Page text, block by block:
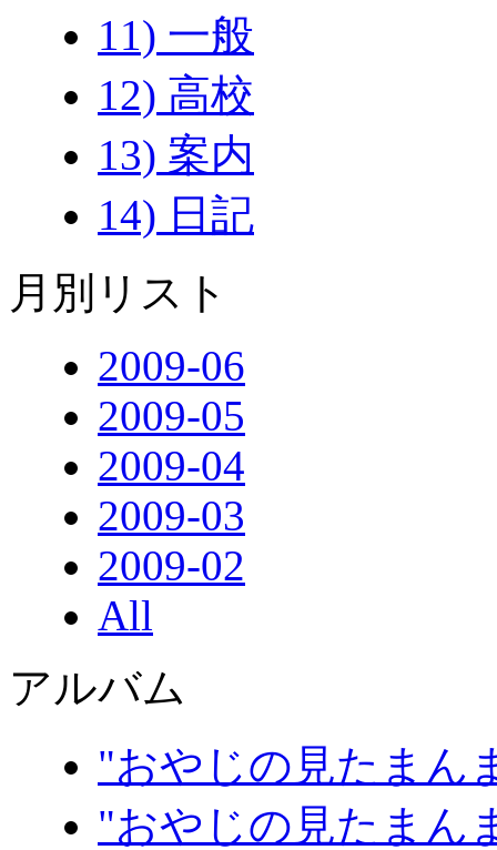
11) 一般
12) 高校
13) 案内
14) 日記
月別リスト
2009-06
2009-05
2009-04
2009-03
2009-02
All
アルバム
"おやじの見たまん
"おやじの見たまん